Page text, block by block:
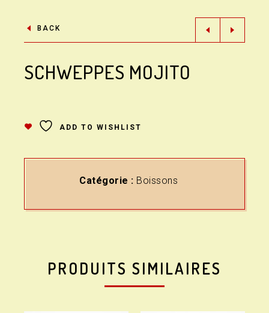
BACK
SCHWEPPES MOJITO
ADD TO WISHLIST
Catégorie : Boissons
PRODUITS SIMILAIRES